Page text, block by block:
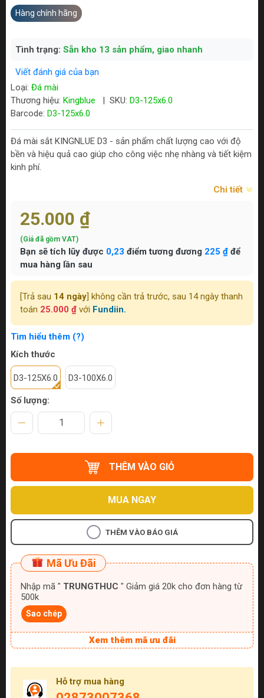
Hàng chính hãng
Tình trạng: Sẵn kho 13 sản phẩm, giao nhanh
Viết đánh giá của bạn
Loại: Đá mài
Thương hiệu: Kingblue SKU: D3-125x6.0
Barcode: D3-125x6.0
Đá mài sắt KINGNLUE D3 - sản phẩm chất lượng cao với độ
bền và hiệu quả cao giúp cho công việc nhẹ nhàng và tiết kiệm
kinh phí.
Chi tiết
25.000 ₫
(Giá đã gồm VAT)
Bạn sẽ tích lũy được 0,23 điểm tương đương 225 ₫ để
mua hàng lần sau
[Trả sau 14 ngày ] không cần trả trước, sau 14 ngày thanh
toán 25.000 ₫ với Fundiin.
Tìm hiểu thêm (?)
Kích thước
D3-125X6.0 D3-100X6.0
Số lượng:
THÊM VÀO GIỎ
MUA NGAY
THÊM VÀO BÁO GIÁ
Mã Ưu Đãi
Nhập mã " TRUNGTHUC " Giảm giá 20k cho đơn hàng từ
500k
Sao chép
Xem thêm mã ưu đãi
Hỗ trợ mua hàng